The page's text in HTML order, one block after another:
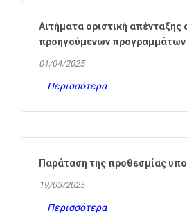
Αιτήματα οριστική απένταξης
προηγούμενων προγραμμάτων
01/04/2025
Περισσότερα
Παράταση της προθεσμίας
19/03/2025
Περισσότερα